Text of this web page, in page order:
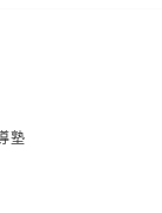
塾